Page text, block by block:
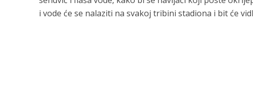
i vode će se nalaziti na svakoj tribini stadiona i bit će